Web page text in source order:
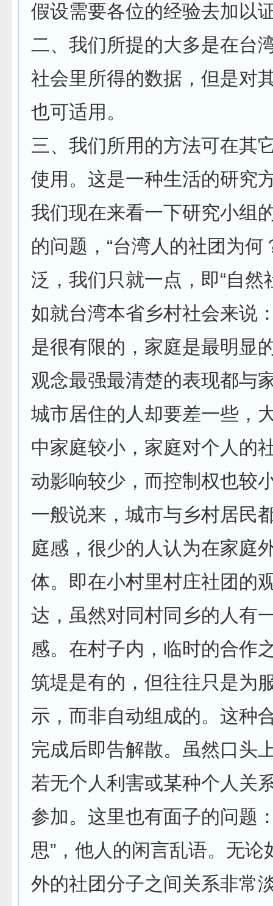
假设需要各位的经验去加以
二、我们所提的大多是在台
社会里所得的数据，但是对
也可适用。
三、我们所用的方法可在其
使用。这是一种生活的研究
我们现在来看一下研究小组
的问题，“台湾人的社团为何
泛，我们只就一点，即“自然
如就台湾本省乡村社会来说
是很有限的，家庭是最明显
观念最强最清楚的表现都与
城市居住的人却要差一些，
中家庭较小，家庭对个人的
动影响较少，而控制权也较
一般说来，城市与乡村居民
庭感，很少的人认为在家庭
体。即在小村里村庄社团的
达，虽然对同村同乡的人有
感。在村子内，临时的合作
筑堤是有的，但往往只是为
示，而非自动组成的。这种
完成后即告解散。虽然口头
若无个人利害或某种个人关
参加。这里也有面子的问题
思”，他人的闲言乱语。无论
外的社团分子之间关系非常